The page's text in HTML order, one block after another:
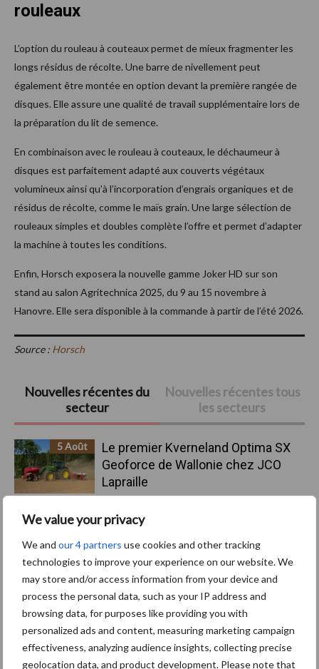
We value your privacy
We and our 4 partners use cookies and other tracking
technologies to improve your experience on our website. We
may store and/or access information from your device and
process the personal data, such as your IP address and
browsing data, for purposes like providing you with
personalized ads and content, measuring marketing campaign
effectiveness, analyzing audience insights, collecting precise
geolocation data, and product development. Please note that
rouleaux
L’option du rouleau à couteaux permet de mieux fragmenter les
longs résidus de récolte. Une barre de nivellement peut
également être montée en option devant la première rangée de
disques. Elle assure une qualité de travail supplémentaire lors de
la préparation du lit de semence.
En combinaison avec le rouleau à couteaux, le déchaumeur à
disques est parfaitement adapté aux couverts végétaux
volumineux ainsi qu’à l’incorporation d’engrais organiques et de
résidus de récolte, comme le maïs grain. Une large sélection de
rouleaux simples et doubles complète l’offre et permet d’adapter
la machine à toutes les conditions.
Enfin, Horsch exposera la nouvelle gamme Joker HD sur son
stand au salon Agritechnica 2025, du 9 au 15 novembre à
Hanovre. Elle sera disponible à la commande à partir de l’été 2026.
Source : Horsch
Barre
latérale
principale
Nouvelles récentes du
secteur
Nouvelles récentes tous
les secteurs
5 Août
Le premier Kverneland Optima SX
Geoforce de Wallonie chez JCO
Lapraille
4 Août
Mercedes-Benz Trucks présente
une gamme complète pour les
opérations sur chantiers
3 Août
Le Strator, un nouveau camion à
capot pour le marché européen
3 Août Pöttinger lance le Top V 6520 C, un